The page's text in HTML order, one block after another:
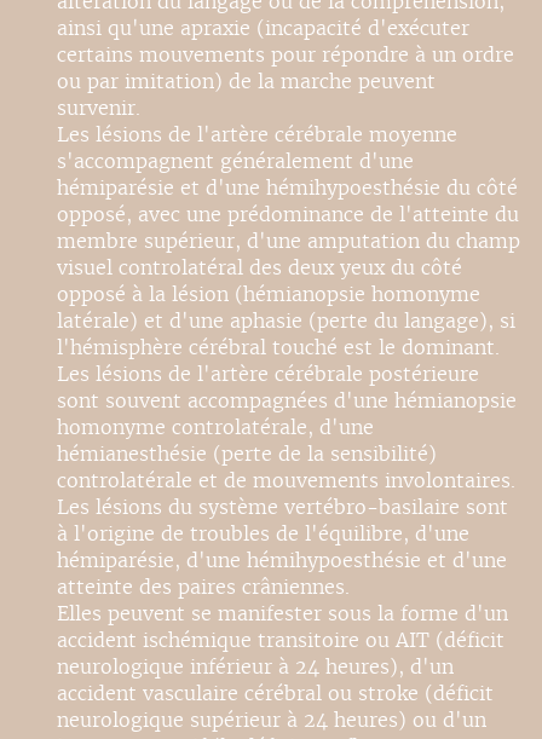
ainsi qu'une apraxie (incapacité d'exécuter
certains mouvements pour répondre à un ordre
ou par imitation) de la marche peuvent
survenir.
Les lésions de l'artère cérébrale moyenne
s'accompagnent généralement d'une
hémiparésie et d'une hémihypoesthésie du côté
opposé, avec une prédominance de l'atteinte du
membre supérieur, d'une amputation du champ
visuel controlatéral des deux yeux du côté
opposé à la lésion (hémianopsie homonyme
latérale) et d'une aphasie (perte du langage), si
l'hémisphère cérébral touché est le dominant.
Les lésions de l'artère cérébrale postérieure
sont souvent accompagnées d'une hémianopsie
homonyme controlatérale, d'une
hémianesthésie (perte de la sensibilité)
controlatérale et de mouvements involontaires.
Les lésions du système vertébro-basilaire sont
à l'origine de troubles de l'équilibre, d'une
hémiparésie, d'une hémihypoesthésie et d'une
atteinte des paires crâniennes.
Elles peuvent se manifester sous la forme d'un
accident ischémique transitoire ou AIT (déficit
neurologique inférieur à 24 heures), d'un
accident vasculaire cérébral ou stroke (déficit
neurologique supérieur à 24 heures) ou d'un